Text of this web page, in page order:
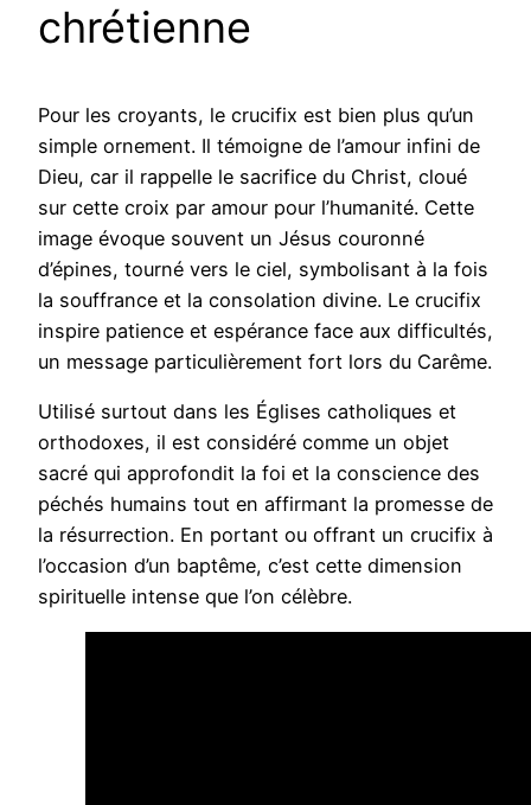
chrétienne
Pour les croyants, le crucifix est bien plus qu’un
simple ornement. Il témoigne de l’amour infini de
Dieu, car il rappelle le sacrifice du Christ, cloué
sur cette croix par amour pour l’humanité. Cette
image évoque souvent un Jésus couronné
d’épines, tourné vers le ciel, symbolisant à la fois
la souffrance et la consolation divine. Le crucifix
inspire patience et espérance face aux difficultés,
un message particulièrement fort lors du Carême.
Utilisé surtout dans les Églises catholiques et
orthodoxes, il est considéré comme un objet
sacré qui approfondit la foi et la conscience des
péchés humains tout en affirmant la promesse de
la résurrection. En portant ou offrant un crucifix à
l’occasion d’un baptême, c’est cette dimension
spirituelle intense que l’on célèbre.